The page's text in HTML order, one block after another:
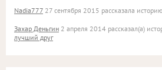
Nadia777 27 сентября 2015 рассказала историю
Захар Деньгин 2 апреля 2014 рассказал(а)
лучший друг